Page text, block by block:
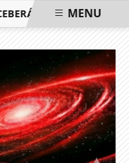
MAIS DE 120MENU